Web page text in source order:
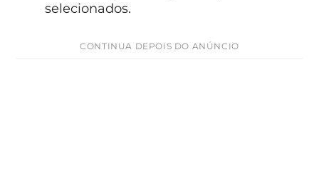
selecionados.
CONTINUA DEPOIS DO ANÚNCIO